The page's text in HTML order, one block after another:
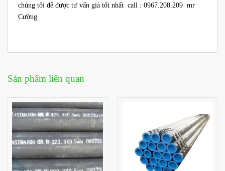
chúng tôi để được tư vấn giá tốt nhất call : 0967.208.209 mr
Cường
Sản phẩm liên quan